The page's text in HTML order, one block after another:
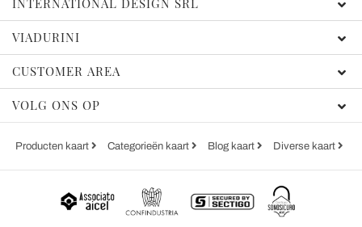
INTERNATIONAL DESIGN SRL
VIADURINI
CUSTOMER AREA
VOLG ONS OP
Producten kaart Categorieën kaart Blog kaart Diverse kaart